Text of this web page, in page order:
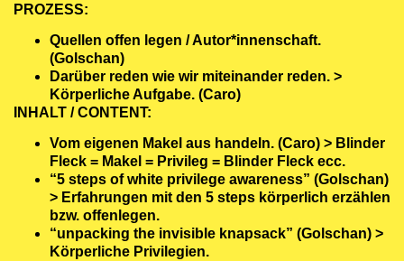
PROZESS:
Quellen offen legen / Autor*innenschaft.
(Golschan)
Darüber reden wie wir miteinander reden. >
Körperliche Aufgabe. (Caro)
INHALT / CONTENT:
Vom eigenen Makel aus handeln. (Caro) > Blinder
Fleck = Makel = Privileg = Blinder Fleck ecc.
“5 steps of white privilege awareness” (Golschan)
> Erfahrungen mit den 5 steps körperlich erzählen
bzw. offenlegen.
“unpacking the invisible knapsack” (Golschan) >
Körperliche Privilegien.